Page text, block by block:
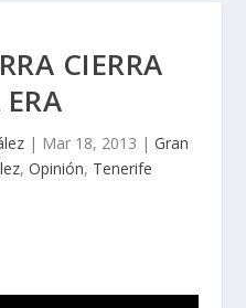
CIERRA
| Mar 18, 2013 | Gran
, Opinión, Tenerife